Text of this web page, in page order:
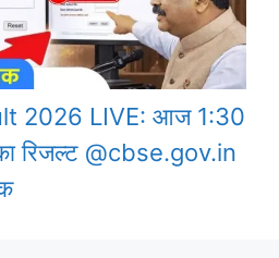
2026 LIVE: आज 1:30
रिजल्ट @cbse.gov.in